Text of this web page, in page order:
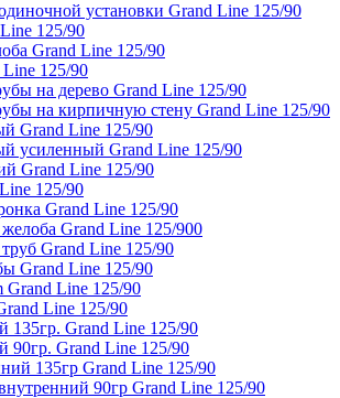
установки Grand Line 125/90
125/90
Grand Line 125/90
Line 125/90
на дерево Grand Line 125/90
на кирпичную стену Grand Line 125/90
Grand Line 125/90
усиленный Grand Line 125/90
Grand Line 125/90
125/90
Grand Line 125/90
Grand Line 125/900
Grand Line 125/90
Grand Line 125/90
Grand Line 125/90
Line 125/90
135гр. Grand Line 125/90
90гр. Grand Line 125/90
135гр Grand Line 125/90
90гр Grand Line 125/90